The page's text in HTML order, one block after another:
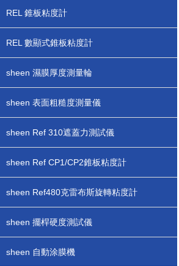
REL 錐板粘度計
REL 數顯式錐板粘度計
sheen 濕膜厚度測量輪
sheen 表面粗糙度測量儀
sheen Ref 310遮蓋力測試儀
sheen Ref CP1/CP2錐板粘度計
sheen Ref480克雷布斯旋轉粘度計
sheen 擺桿硬度測試儀
sheen 自動涂膜機